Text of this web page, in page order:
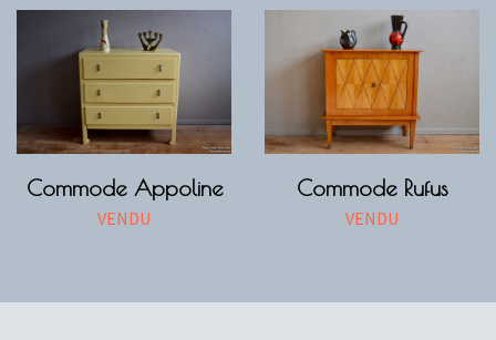
Commode Appoline
VENDU
Commode Rufus
VENDU